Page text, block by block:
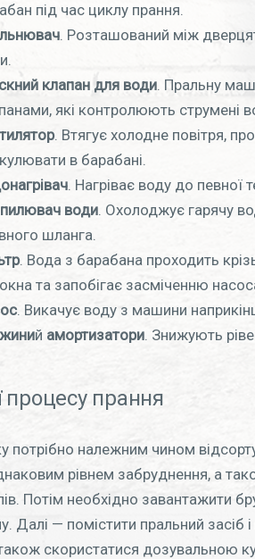
під час циклу прання.
. Розташований між
клапан для води. Пральну
які контролюють струмені
. Втягує холодне повітря,
в барабані.
. Нагріває воду до певної
води. Охолоджує гарячу
шланга.
. Вода з барабана проходить
та запобігає засміченню
. Викачує воду з машини
й амортизатори. Знижують
процесу прання
потрібно належним чином
рівнем забруднення, а
Потім необхідно завантажити
Далі — помістити пральний засіб
скористатися дозувальною